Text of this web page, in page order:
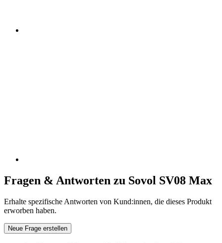
Fragen & Antworten zu Sovol SV08 Max
Erhalte spezifische Antworten von Kund:innen, die dieses Produkt
erworben haben.
Neue Frage erstellen